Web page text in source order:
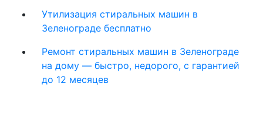
Утилизация стиральных машин в
Зеленограде бесплатно
Ремонт стиральных машин в Зеленограде
на дому — быстро, недорого, с гарантией
до 12 месяцев